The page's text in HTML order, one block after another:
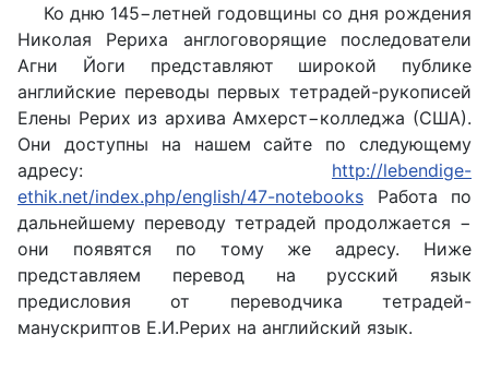
Ко дню 145−летней годовщины со дня рождения
Николая Рериха англоговорящие последователи
Агни Йоги представляют широкой публике
английские переводы первых тетрадей-рукописей
Елены Рерих из архива Амхерст−колледжа (США).
Они доступны на нашем сайте по следующему
адресу: http://lebendige-
ethik.net/index.php/english/47-notebooks Работа по
дальнейшему переводу тетрадей продолжается −
они появятся по тому же адресу. Ниже
представляем перевод на русский язык
предисловия от переводчика тетрадей-
манускриптов Е.И.Рерих на английский язык.